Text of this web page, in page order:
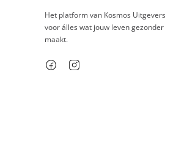
Het platform van Kosmos Uitgevers
voor álles wat jouw leven gezonder
maakt.